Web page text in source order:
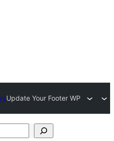
Update Your Footer WP